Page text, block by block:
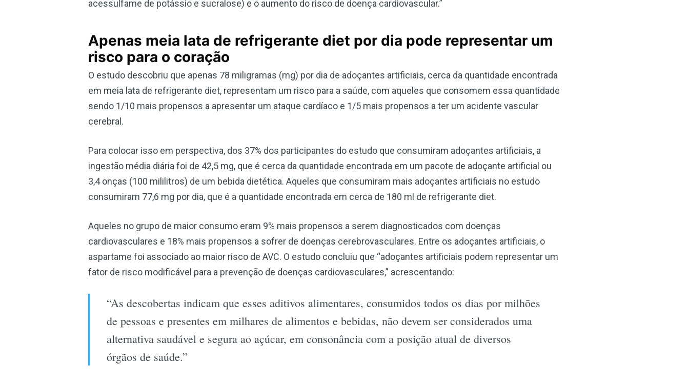
acessulfame de potássio e sucralose) e o aumento do risco de doença cardiovascular.”
Apenas meia lata de refrigerante diet por dia pode representar um
risco para o coração
O estudo descobriu que apenas 78 miligramas (mg) por dia de adoçantes artificiais, cerca da quantidade encontrada
em meia lata de refrigerante diet, representam um risco para a saúde, com aqueles que consomem essa quantidade
sendo 1/10 mais propensos a apresentar um ataque cardíaco e 1/5 mais propensos a ter um acidente vascular
cerebral.
Para colocar isso em perspectiva, dos 37% dos participantes do estudo que consumiram adoçantes artificiais, a
ingestão média diária foi de 42,5 mg, que é cerca da quantidade encontrada em um pacote de adoçante artificial ou
3,4 onças (100 mililitros) de um bebida dietética. Aqueles que consumiram mais adoçantes artificiais no estudo
consumiram 77,6 mg por dia, que é a quantidade encontrada em cerca de 180 ml de refrigerante diet.
Aqueles no grupo de maior consumo eram 9% mais propensos a serem diagnosticados com doenças
cardiovasculares e 18% mais propensos a sofrer de doenças cerebrovasculares. Entre os adoçantes artificiais, o
aspartame foi associado ao maior risco de AVC. O estudo concluiu que “adoçantes artificiais podem representar um
fator de risco modificável para a prevenção de doenças cardiovasculares,” acrescentando:
“As descobertas indicam que esses aditivos alimentares, consumidos todos os dias por milhões
de pessoas e presentes em milhares de alimentos e bebidas, não devem ser considerados uma
alternativa saudável e segura ao açúcar, em consonância com a posição atual de diversos
órgãos de saúde.”
Inscreva-se Agora!